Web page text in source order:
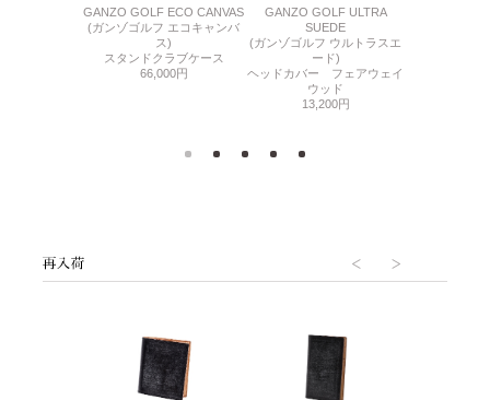
GANZO GOLF ECO CANVAS
(ガンゾゴルフ エコキャンバ
ス)
スタンドクラブケース
66,000円
GANZO GOLF ULTRA
SUEDE
(ガンゾゴルフ ウルトラスエ
ード)
ヘッドカバー フェアウェイ
ウッド
13,200円